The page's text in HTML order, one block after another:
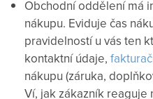
Obchodní oddělení má
nákupu. Eviduje čas
pravidelností u vás ten
kontaktní údaje,
nákupu (záruka,
Ví, jak zákazník reaguje